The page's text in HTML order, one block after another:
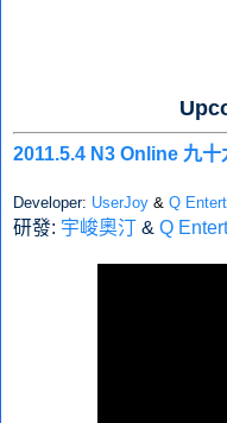
2011.5.4 N3 Online 九
Developer: UserJoy & Q
研發: 宇峻奧汀 & Q